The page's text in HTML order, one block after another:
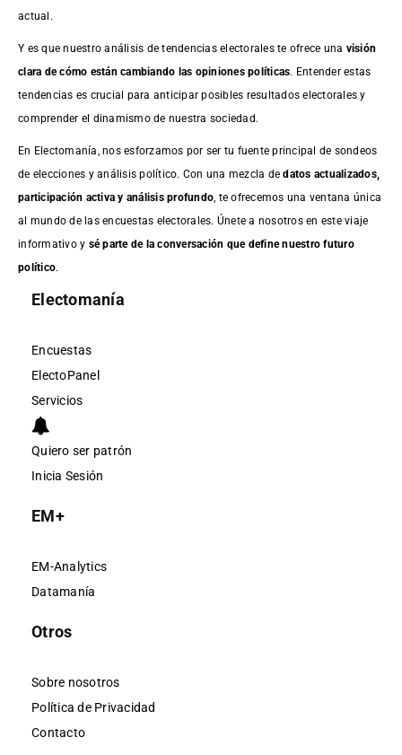
actual.
Y es que nuestro análisis de tendencias electorales te ofrece una visión
clara de cómo están cambiando las opiniones políticas. Entender estas
tendencias es crucial para anticipar posibles resultados electorales y
comprender el dinamismo de nuestra sociedad.
En Electomanía, nos esforzamos por ser tu fuente principal de sondeos
de elecciones y análisis político. Con una mezcla dedatos actualizados,
participación activa y análisis profundo , te ofrecemos una ventana única
al mundo de las encuestas electorales. Únete a nosotros en este viaje
informativo y sé parte de la conversación que define nuestro futuro
político.
Electomanía
Encuestas
ElectoPanel
Servicios
Quiero ser patrón
Inicia Sesión
EM+
EM-Analytics
Datamanía
Otros
Sobre nosotros
Política de Privacidad
Contacto